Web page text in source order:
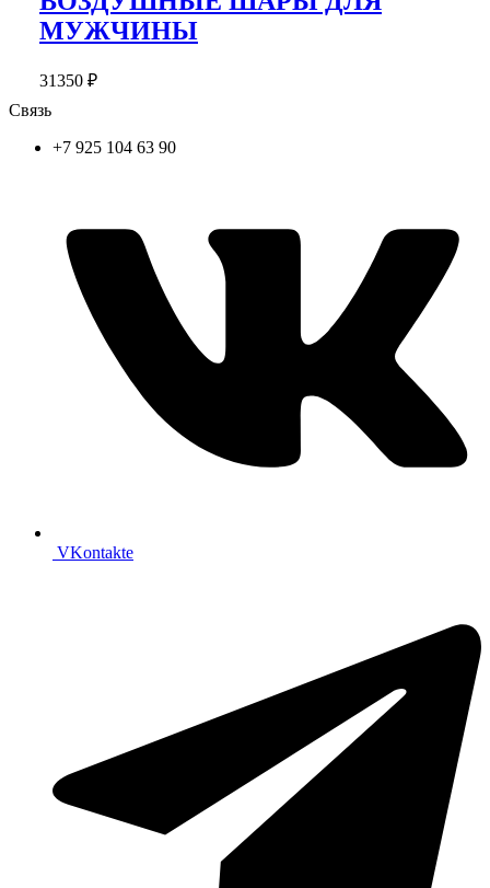
МУЖЧИНЫ
31350 ₽
Связь
+7 925 104 63 90
VKontakte